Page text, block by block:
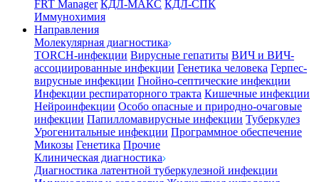
FRT Manager КДЛ-МАКС КДЛ-СПК
Иммунохимия
Направления
Молекулярная диагностика
TORCH-инфекции Вирусные гепатиты ВИЧ и ВИЧ-
ассоциированные инфекции Генетика человека Герпес-
вирусные инфекции Гнойно-септические инфекции
Инфекции респираторного тракта Кишечные инфекции
Нейроинфекции Особо опасные и природно-очаговые
инфекции Папилломавирусные инфекции Туберкулез
Урогенитальные инфекции Программное обеспечение
Микозы Генетика Прочие
Клиническая диагностика
Диагностика латентной туберкулезной инфекции